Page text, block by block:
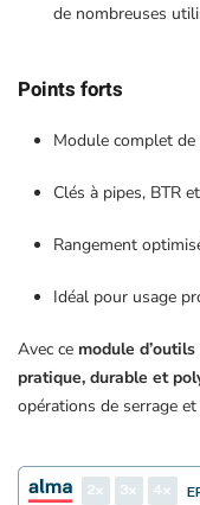
de nombreuses
Points forts
Module complet de
Clés à pipes, BTR
Rangement
Idéal pour usage
Avec ce module d’outils
pratique, durable et
opérations de serrage
2 3 4